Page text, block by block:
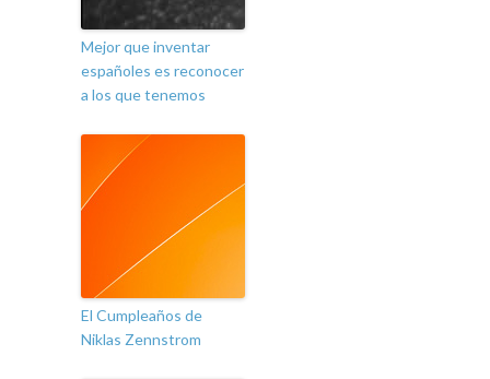
Mejor que inventar
españoles es reconocer
a los que tenemos
El Cumpleaños de
Niklas Zennstrom